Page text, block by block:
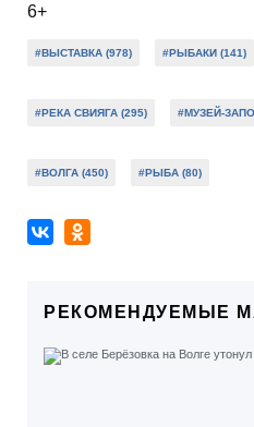
6+
#ВЫСТАВКА (978) #РЫБАКИ (141)
#РЕКА СВИЯГА (295) #МУЗЕЙ-
#ВОЛГА (450) #РЫБА (80)
РЕКОМЕНДУЕМЫЕ